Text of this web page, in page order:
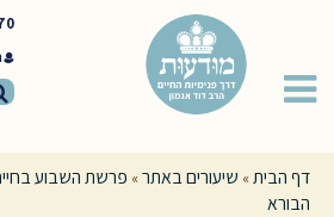
דף הבית» שיעורים באתר» פרשת השבוע
הבורא